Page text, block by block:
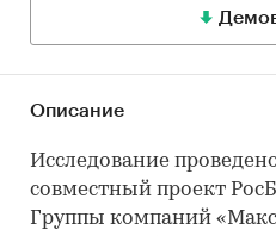
Описание
Исследование
совместный проект
Группы компаний